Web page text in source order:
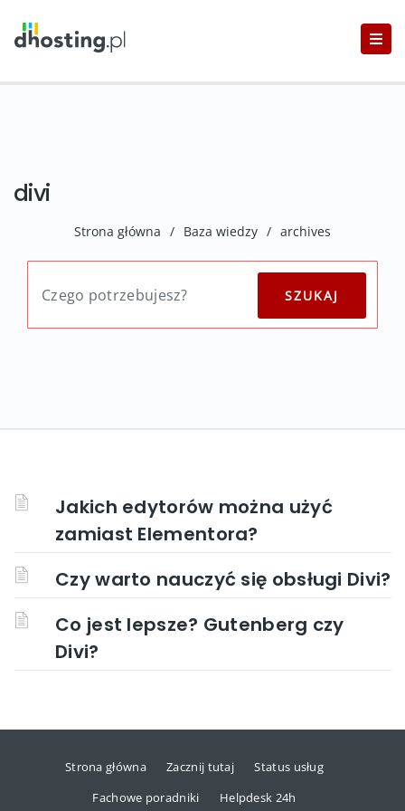
divi
Strona główna / Baza wiedzy / archives
Jakich edytorów można użyć
zamiast Elementora?
Czy warto nauczyć się obsługi Divi?
Co jest lepsze? Gutenberg czy
Divi?
Strona główna Zacznij tutaj
Status usług
Fachowe poradniki
Helpdesk 24h